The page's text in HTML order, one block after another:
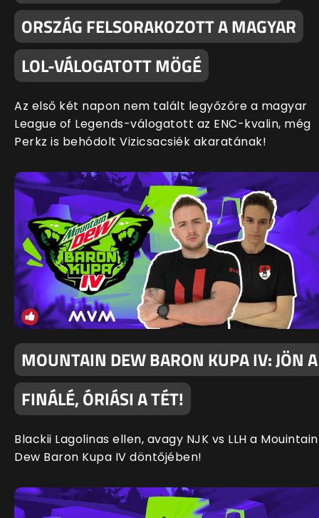
ORSZÁG FELSORAKOZOTT A MAGYAR
LOL-VÁLOGATOTT MÖGÉ
Az első két napon nem talált legyőzőre a magyar
League of Legends-válogatott az ENC-kvalin, még
Perkz is behódolt Vizicsacsiék akaratának!
MOUNTAIN DEW BARON KUPA IV: JÖN A
FINÁLÉ, ÓRIÁSI A TÉT!
Blackii Lagolinas ellen, avagy NJK vs LLH a Mouintain
Dew Baron Kupa IV döntőjében!